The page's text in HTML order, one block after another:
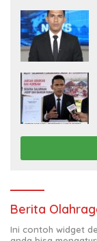
Berita
Ini contoh widget